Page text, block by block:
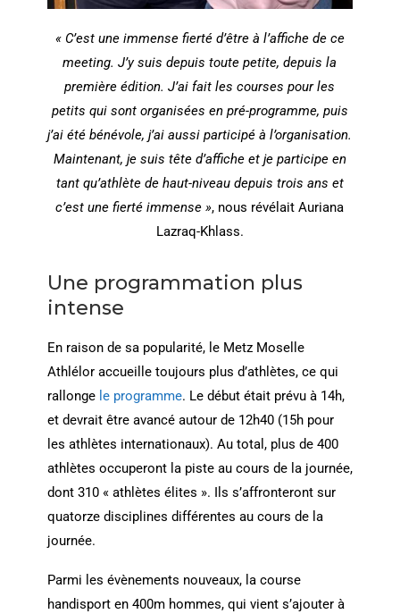
« C’est une immense fierté d’être à l’affiche de ce
meeting. J’y suis depuis toute petite, depuis la
première édition. J’ai fait les courses pour les
petits qui sont organisées en pré-programme, puis
j’ai été bénévole, j’ai aussi participé à l’organisation.
Maintenant, je suis tête d’affiche et je participe en
tant qu’athlète de haut-niveau depuis trois ans et
c’est une fierté immense », nous révélait Auriana
Lazraq-Khlass.
Une programmation plus
intense
En raison de sa popularité, le Metz Moselle
Athlélor accueille toujours plus d’athlètes, ce qui
rallonge le programme. Le début était prévu à 14h,
et devrait être avancé autour de 12h40 (15h pour
les athlètes internationaux). Au total, plus de 400
athlètes occuperont la piste au cours de la journée,
dont 310 « athlètes élites ». Ils s’affronteront sur
quatorze disciplines différentes au cours de la
journée.
Parmi les évènements nouveaux, la course
handisport en 400m hommes, qui vient s’ajouter à